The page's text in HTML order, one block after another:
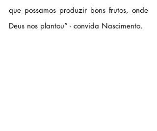
que possamos produzir bons frutos, onde
Deus nos plantou” - convida Nascimento.